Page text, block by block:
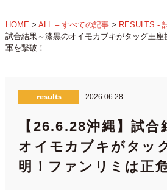
HOME> ALL – すべての記事> RESULTS -
試合結果～漆黒のオイモカブキがタッグ王
軍を撃破！
results 2026.06.28
【26.6.28沖縄】試合
オイモカブキがタッ
明！ファンリミは正